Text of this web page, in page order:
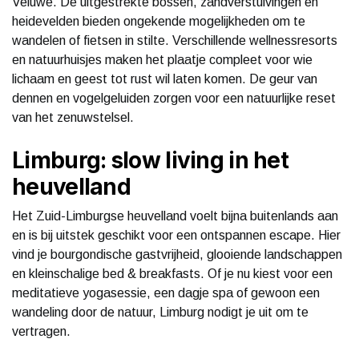
heidevelden bieden ongekende mogelijkheden om te
wandelen of fietsen in stilte. Verschillende wellnessresorts
en natuurhuisjes maken het plaatje compleet voor wie
lichaam en geest tot rust wil laten komen. De geur van
dennen en vogelgeluiden zorgen voor een natuurlijke reset
van het zenuwstelsel.
Limburg: slow living in het
heuvelland
Het Zuid-Limburgse heuvelland voelt bijna buitenlands aan
en is bij uitstek geschikt voor een ontspannen escape. Hier
vind je bourgondische gastvrijheid, glooiende landschappen
en kleinschalige bed & breakfasts. Of je nu kiest voor een
meditatieve yogasessie, een dagje spa of gewoon een
wandeling door de natuur, Limburg nodigt je uit om te
vertragen.